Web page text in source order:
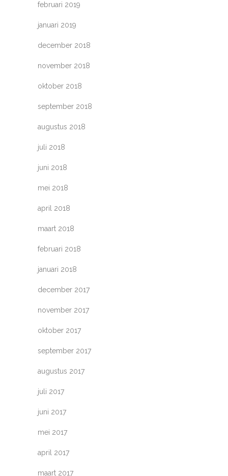
februari 2019
januari 2019
december 2018
november 2018
oktober 2018
september 2018
augustus 2018
juli 2018
juni 2018
mei 2018
april 2018
maart 2018
februari 2018
januari 2018
december 2017
november 2017
oktober 2017
september 2017
augustus 2017
juli 2017
juni 2017
mei 2017
april 2017
maart 2017